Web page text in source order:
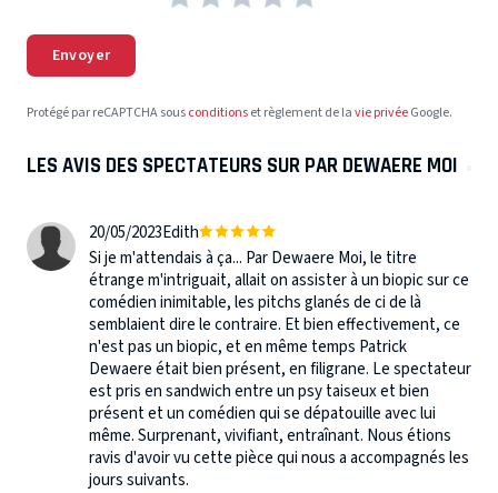
Envoyer
Protégé par reCAPTCHA sousconditionset règlement de lavie privéeGoogle.
LES AVIS DES SPECTATEURS SUR PAR DEWAERE MOI
20/05/2023Edith
Si je m'attendais à ça... Par Dewaere Moi, le titre
étrange m'intriguait, allait on assister à un biopic sur ce
comédien inimitable, les pitchs glanés de ci de là
semblaient dire le contraire. Et bien effectivement, ce
n'est pas un biopic, et en même temps Patrick
Dewaere était bien présent, en filigrane. Le spectateur
est pris en sandwich entre un psy taiseux et bien
présent et un comédien qui se dépatouille avec lui
même. Surprenant, vivifiant, entraînant. Nous étions
ravis d'avoir vu cette pièce qui nous a accompagnés les
jours suivants.